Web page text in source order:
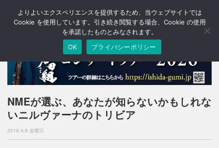
T
o
a
v
g
o
NMEが選ぶ、あなたが知らないかもしれな
いニルヴァーナのトリビア
2016.4.8 金曜日
よりよいエクスペリエンスを提供するため、当ウェブサイトでは
Cookie を使用しています。引き続き閲覧する場合、Cookie の使用
を承諾したものとみなされます。
OK
プライバシーポリシー